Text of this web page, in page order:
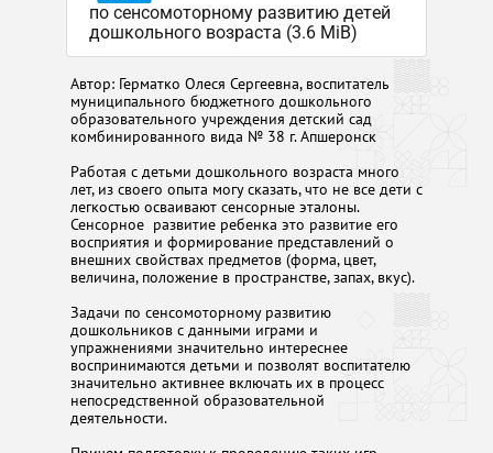
по сенсомоторному развитию детей
дошкольного возраста (3.6 MiB)
Автор: Герматко Олеся Сергеевна, воспитатель
муниципального бюджетного дошкольного
образовательного учреждения детский сад
комбинированного вида № 38 г. Апшеронск
Работая с детьми дошкольного возраста много
лет, из своего опыта могу сказать, что не все дети с
легкостью осваивают сенсорные эталоны.
Сенсорное развитие ребенка это развитие его
восприятия и формирование представлений о
внешних свойствах предметов (форма, цвет,
величина, положение в пространстве, запах, вкус).
Задачи по сенсомоторному развитию
дошкольников с данными играми и
упражнениями значительно интереснее
воспринимаются детьми и позволят воспитателю
значительно активнее включать их в процесс
непосредственной образовательной
деятельности.